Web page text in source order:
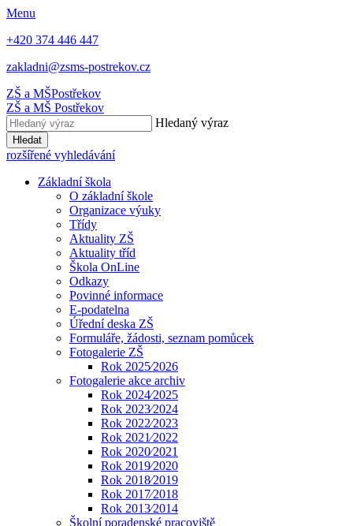
Menu
+420 374 446 447
zakladni@zsms-postrekov.cz
ZŠ a MŠPostřekov
ZŠ a MŠ Postřekov
Hledaný výraz
Hledat
rozšířené vyhledávání
Základní škola
O základní škole
Organizace výuky
Třídy
Aktuality ZŠ
Aktuality tříd
Škola OnLine
Odkazy
Povinné informace
E-podatelna
Úřední deska ZŠ
Formuláře, žádosti, seznam pomůcek
Fotogalerie ZŠ
Rok 2025⁄2026
Fotogalerie akce archiv
Rok 2024⁄2025
Rok 2023⁄2024
Rok 2022⁄2023
Rok 2021⁄2022
Rok 2020⁄2021
Rok 2019⁄2020
Rok 2018⁄2019
Rok 2017⁄2018
Rok 2013⁄2014
Školní poradenské pracoviště